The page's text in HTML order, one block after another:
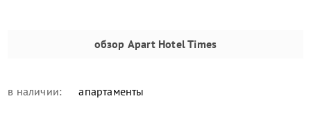
обзор Apart Hotel Times
в наличии: апартаменты